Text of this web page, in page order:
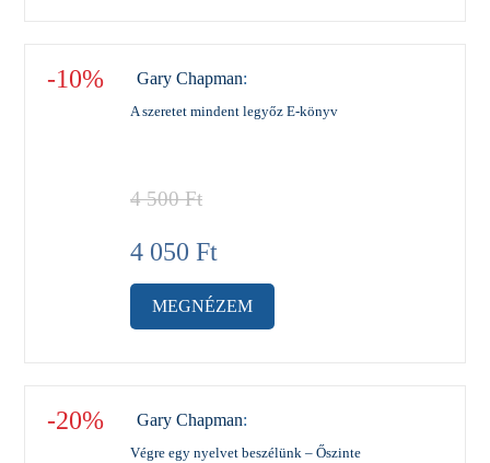
-10% Gary Chapman:
A szeretet mindent legyőz E-könyv
4 500Ft
4 050 Ft
MEGNÉZEM
-20% Gary Chapman:
Végre egy nyelvet beszélünk – Őszinte